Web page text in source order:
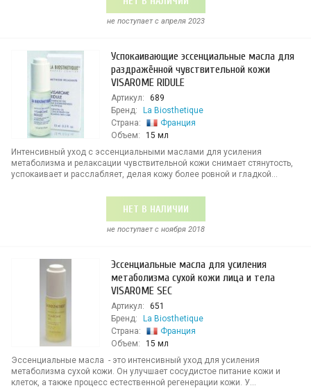
не поступает c апреля 2023
Успокаивающие эссенциальные масла для
раздражённой чувствительной кожи
VISAROME RIDULE
Артикул:
689
Бренд:
La Biosthetique
Страна:
Франция
Объем:
15 мл
Интенсивный уход с эссенциальными маслами для усиления
метаболизма и релаксации чувствительной кожи снимает стянутость,
успокаивает и расслабляет, делая кожу более ровной и гладкой...
НЕТ В НАЛИЧИИ
не поступает c ноября 2018
Эссенциальные масла для усиления
метаболизма сухой кожи лица и тела
VISAROME SEC
Артикул:
651
Бренд:
La Biosthetique
Страна:
Франция
Объем:
15 мл
Эссенциальные масла - это интенсивный уход для усиления
метаболизма сухой кожи. Он улучшает сосудистое питание кожи и
клеток, а также процесс естественной регенерации кожи. У...